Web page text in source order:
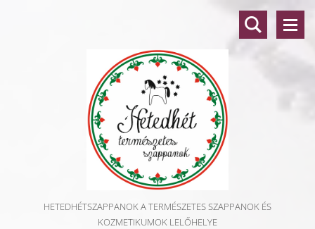
HETEDHÉTSZAPPANOK A TERMÉSZETES SZAPPANOK ÉS
KOZMETIKUMOK LELŐHELYE